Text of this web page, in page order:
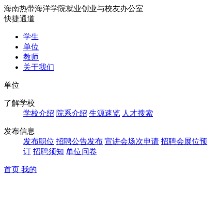
海南热带海洋学院就业创业与校友办公室
快捷通道
学生
单位
教师
关于我们
单位
了解学校
学校介绍 院系介绍 生源速览 人才搜索
发布信息
发布职位 招聘公告发布 宣讲会场次申请 招聘会展位预
订 招聘须知 单位问卷
首页 我的